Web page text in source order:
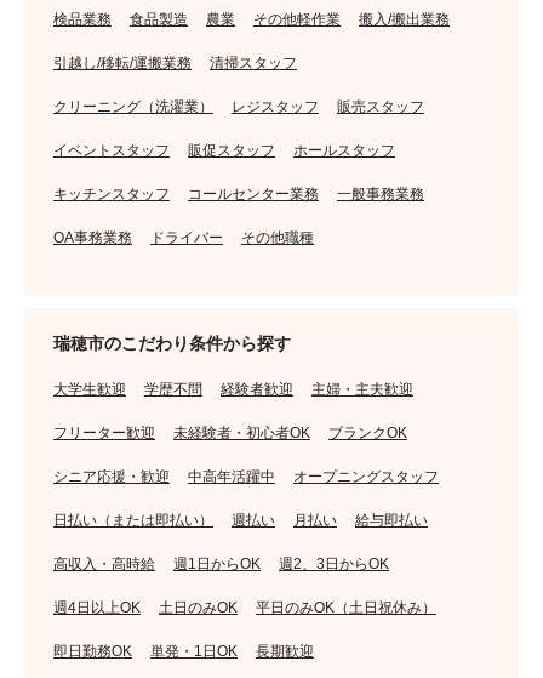
検品業務 食品製造 農業 その他軽作業 搬入/搬出業務
引越し/移転/運搬業務 清掃スタッフ
クリーニング（洗濯業） レジスタッフ 販売スタッフ
イベントスタッフ 販促スタッフ ホールスタッフ
キッチンスタッフ コールセンター業務 一般事務業務
OA事務業務 ドライバー その他職種
瑞穂市のこだわり条件から探す
大学生歓迎 学歴不問 経験者歓迎 主婦・主夫歓迎
フリーター歓迎 未経験者・初心者OK ブランクOK
シニア応援・歓迎 中高年活躍中 オープニングスタッフ
日払い（または即払い） 週払い 月払い 給与即払い
高収入・高時給 週1日からOK 週2、3日からOK
週4日以上OK 土日のみOK 平日のみOK（土日祝休み）
即日勤務OK 単発・1日OK 長期歓迎